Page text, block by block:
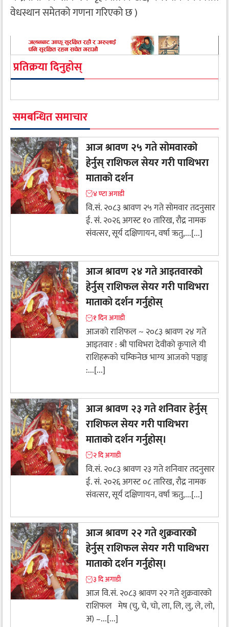
वेधस्थान समेतको गणना गरिएको छ )
प्रतिक्रया दिनुहोस्
समबन्धित समाचार
आज श्रावण २५ गते सोमवारको
हेर्नुस् राशिफल सेयर गरी पाथिभरा
माताको दर्शन
४ ण्टा अगाडी
वि.सं. २०८३ श्रावण २५ गते सोमवार तदनुसार
ई. सं. २०२६ अगस्ट १० तारिख, रौद्र नामक
संवत्सर, सूर्य दक्षिणायन, वर्षा ऋतु,...[...]
आज श्रावण २४ गते आइतवारको
हेर्नुस् राशिफल सेयर गरी पाथिभरा
माताको दर्शन गर्नुहोस्
१ दिन अगाडी
आजको राशिफल ~ २०८३ श्रावण २४ गते
आइतवार : श्री पाथिभरा देवीकाे कृपाले यी
राशिहरूकाे चम्किनेछ भाग्य आजको पञ्चाङ्ग
:...[...]
आज श्रावण २३ गते शनिवार हेर्नुस्
राशिफल सेयर गरी पाथिभरा
माताको दर्शन गर्नुहोस्।
२ दि अगाडी
वि.सं. २०८३ श्रावण २३ गते शनिवार तदनुसार
ई. सं. २०२६ अगस्ट ०८ तारिख, रौद्र नामक
संवत्सर, सूर्य दक्षिणायन, वर्षा ऋतु,...[...]
आज श्रावण २२ गते शुक्रवारको
हेर्नुस् राशिफल सेयर गरी पाथिभरा
माताको दर्शन गर्नुहोस्।
३ दि अगाडी
आज वि.सं. २०८३ श्रावण २२ गते शुक्रवारको
राशिफल मेष (चु, चे, चो, ला, लि, लु, ले, लो,
अ) –...[...]